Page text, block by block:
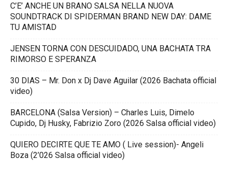
C’E’ ANCHE UN BRANO SALSA NELLA NUOVA
SOUNDTRACK DI SPIDERMAN BRAND NEW DAY: DAME
TU AMISTAD
JENSEN TORNA CON DESCUIDADO, UNA BACHATA TRA
RIMORSO E SPERANZA
30 DIAS – Mr. Don x Dj Dave Aguilar (2026 Bachata official
video)
BARCELONA (Salsa Version) – Charles Luis, Dimelo
Cupido, Dj Husky, Fabrizio Zoro (2026 Salsa official video)
QUIERO DECIRTE QUE TE AMO ( Live session)- Angeli
Boza (2’026 Salsa official video)